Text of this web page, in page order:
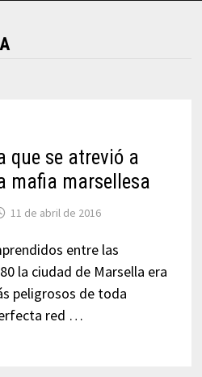
que se atrevió a
mafia marsellesa
11 de abril de 2016
entre las
la ciudad de Marsella era
peligrosos de toda
red …